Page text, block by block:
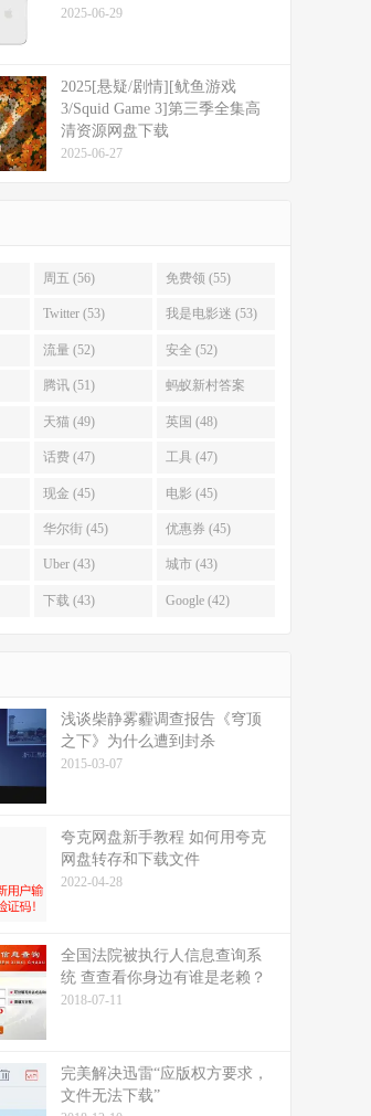
2025-06-29
2025[悬疑/剧情][鱿鱼游戏
3/Squid Game 3]第三季全集高
清资源网盘下载
2025-06-27
周五 (56) 免费领 (55)
Twitter (53) 我是电影迷 (53)
流量 (52) 安全 (52)
腾讯 (51) 蚂蚁新村答案
(51)
天猫 (49) 英国 (48)
话费 (47) 工具 (47)
现金 (45) 电影 (45)
华尔街 (45) 优惠券 (45)
Uber (43) 城市 (43)
下载 (43) Google (42)
浅谈柴静雾霾调查报告《穹顶
之下》为什么遭到封杀
2015-03-07
夸克网盘新手教程 如何用夸克
网盘转存和下载文件
2022-04-28
全国法院被执行人信息查询系
统 查查看你身边有谁是老赖？
2018-07-11
完美解决迅雷“应版权方要求，
文件无法下载”